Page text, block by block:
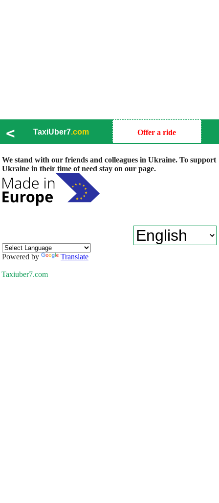
< TaxiUber7.com Offer a ride
We stand with our friends and colleagues in Ukraine. To support
Ukraine in their time of need stay on our page.
Powered by Translate
Taxiuber7.com